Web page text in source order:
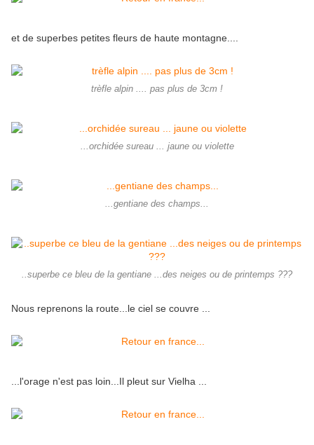
et de superbes petites fleurs de haute montagne....
trèfle alpin .... pas plus de 3cm !
...orchidée sureau ... jaune ou violette
...gentiane des champs...
..superbe ce bleu de la gentiane ...des neiges ou de printemps ???
Nous reprenons la route...le ciel se couvre ...
...l'orage n'est pas loin...Il pleut sur Vielha ...